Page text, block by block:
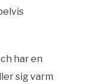
har en
sig varm